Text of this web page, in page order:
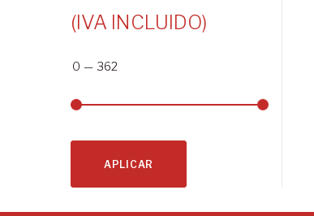
(IVA INCLUIDO)
0 — 362
APLICAR